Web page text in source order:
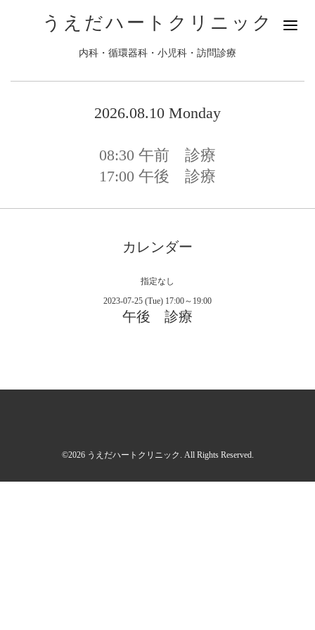
うえだハートクリニック
内科・循環器科・小児科・訪問診療
2026.08.10 Monday
08:30 午前 診療
17:00 午後 診療
カレンダー
指定なし
2023-07-25 (Tue) 17:00～19:00
午後 診療
©2026 うえだハートクリニック . All Rights Reserved.